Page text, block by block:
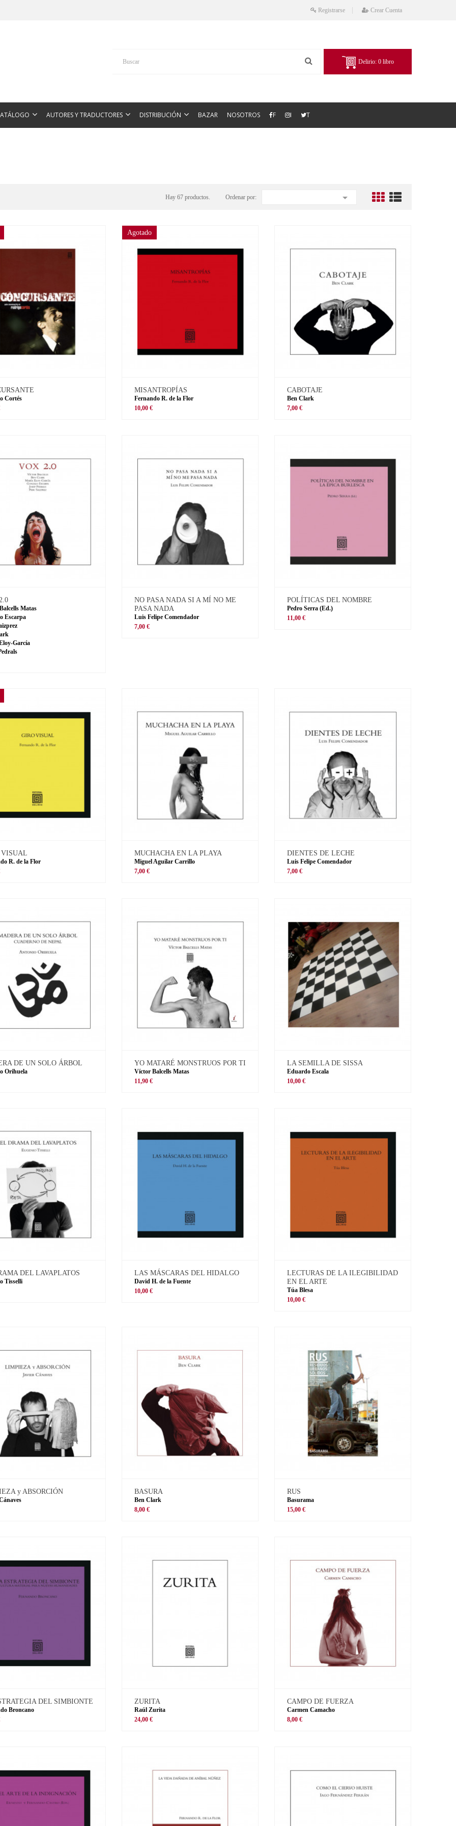
Registrarse Crear Cuenta
Delirio: 0 libro
AUTORES Y TRADUCTORES DISTRIBUCIÓN BAZAR NOSOTROS F I T
Hay 67 productos. Ordenar por: 
Cortés
Agotado
MISANTROPÍAS
Fernando R. de la Flor
10,00 €
CABOTAJE
Ben Clark
7,00 €
Matas
Escarpa
García
NO PASA NADA SI A MÍ NO ME
PASA NADA
Luis Felipe Comendador
7,00 €
POLÍTICAS DEL NOMBRE
Pedro Serra (Ed.)
11,00 €
VISUAL
R. de la Flor
MUCHACHA EN LA PLAYA
Miguel Aguilar Carrillo
7,00 €
DIENTES DE LECHE
Luis Felipe Comendador
7,00 €
DE UN SOLO ÁRBOL
Orihuela
YO MATARÉ MONSTRUOS POR TI
Víctor Balcells Matas
11,90 €
LA SEMILLA DE SISSA
Eduardo Escala
10,00 €
DEL LAVAPLATOS
Tisselli
LAS MÁSCARAS DEL HIDALGO
David H. de la Fuente
10,00 €
LECTURAS DE LA ILEGIBILIDAD
EN EL ARTE
Túa Blesa
10,00 €
y ABSORCIÓN BASURA
Ben Clark
8,00 €
RUS
Basurama
15,00 €
DEL SIMBIONTE
Broncano
ZURITA
Raúl Zurita
24,00 €
CAMPO DE FUERZA
Carmen Camacho
8,00 €